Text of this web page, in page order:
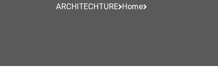
Home
ARCHITECHTURE